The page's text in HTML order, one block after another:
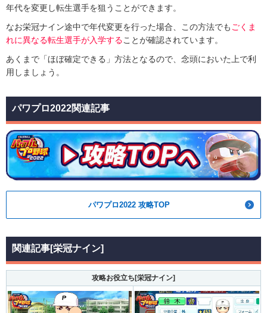
年代を変更し転生選手を狙うことができます。
なお栄冠ナイン途中で年代変更を行った場合、この方法でも ごくま
れに異なる転生選手が入学することが確認されています。
あくまで「ほぼ確定できる」方法となるので、念頭においた上で利
用しましょう。
パワプロ2022関連記事
パワプロ2022 攻略TOP
関連記事[栄冠ナイン]
攻略お役立ち[栄冠ナイン]